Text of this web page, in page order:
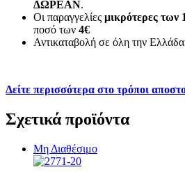
ΔΩΡΕΑΝ.
Οι παραγγελίες μικρότερες των
ποσό των 4€
Αντικαταβολή σε όλη την Ελλάδα
Δείτε περισσότερα στο τρόποι
Σχετικά προϊόντα
Μη Διαθέσιμο